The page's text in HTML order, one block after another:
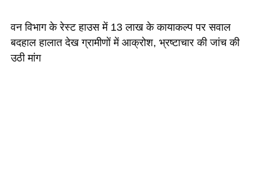
वन विभाग के रेस्ट हाउस में 13 लाख के कायाकल्प पर सवाल
बदहाल हालात देख ग्रामीणों में आक्रोश, भ्रष्टाचार की जांच की
उठी मांग